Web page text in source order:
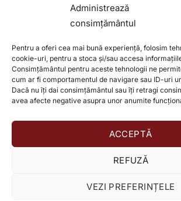
Administrează
consimțământul
Pentru a oferi cea mai bună experiență, folosim
cookie-uri, pentru a stoca și/sau accesa
Consimțământul pentru aceste tehnologii ne
cum ar fi comportamentul de navigare sau ID-uri
Dacă nu îți dai consimțământul sau îți retragi
avea afecte negative asupra unor anumite
ACCEPTĂ
REFUZĂ
VEZI PREFERINȚELE
AJUTĂ ȘI TU LA SCHIMBAREA
© TEO HEALTH S.A. 2026